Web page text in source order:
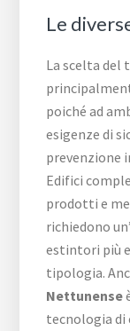
Le
La scelta del
poiché ad
esigenze di
prevenzione
Edifici
prodotti e
richiedono
estintori più
tipologia.
Nettunense
tecnologia di